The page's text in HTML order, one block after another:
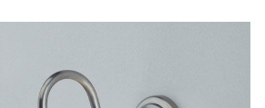
desde
167,97€